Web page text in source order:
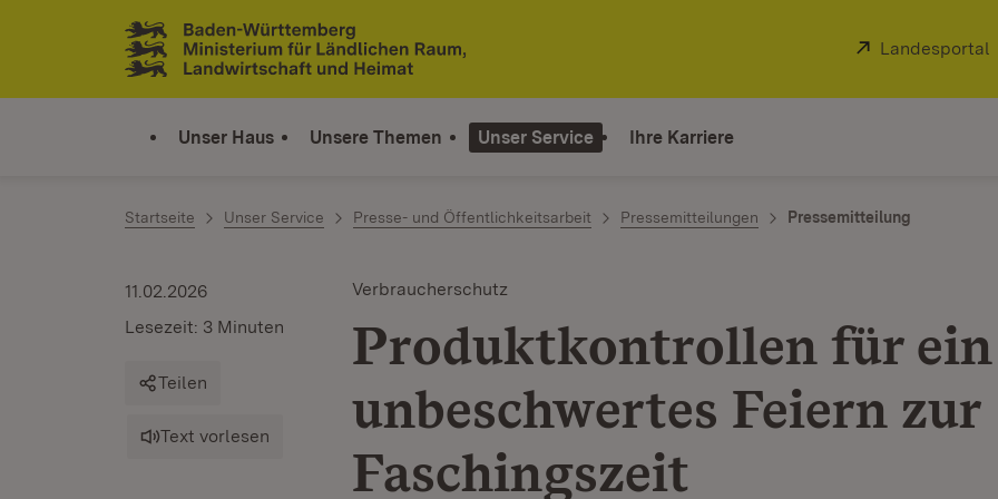
Zum Inhalt springen
Link zur Startseite
Extern:
Landesportal
Unser Haus Unsere Themen Unser Service Ihre Karriere
Startseite Unser Service Presse- und Öffentlichkeitsarbeit Pressemitteilungen Pressemitteilung
Verbraucherschutz
Produktkontrollen für ein
unbeschwertes Feiern zur
Faschingszeit
11.02.2026
Lesezeit: 3 Minuten
Teilen
Text vorlesen